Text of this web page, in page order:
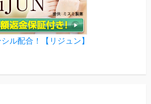
ル配合！【リジュン】